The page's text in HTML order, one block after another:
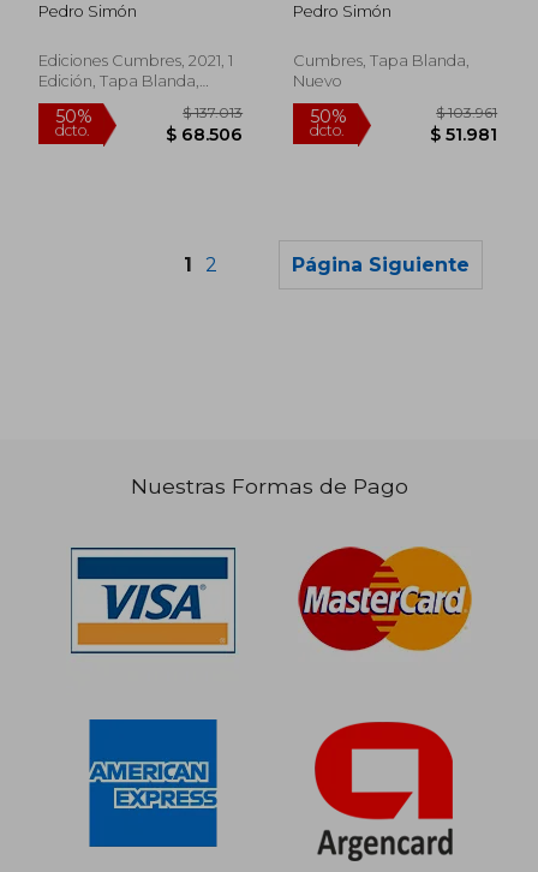
dcto. $ 51.960 dcto.
Pedro Simón
Ediciones Cumbres, 2021, 1
Edición, Tapa Blanda,
Nuevo
Pedro Simón
Cumbres, Tapa Blanda,
Nuevo
1 2 Página Siguiente
Nuestras Formas de Pago